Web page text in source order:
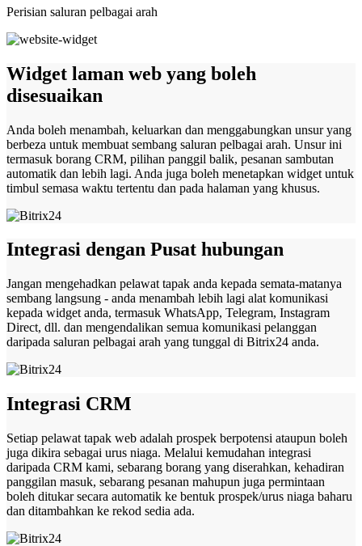
Perisian saluran pelbagai arah
Widget laman web yang boleh
disesuaikan
Anda boleh menambah, keluarkan dan menggabungkan unsur yang
berbeza untuk membuat sembang saluran pelbagai arah. Unsur ini
termasuk borang CRM, pilihan panggil balik, pesanan sambutan
automatik dan lebih lagi. Anda juga boleh menetapkan widget untuk
timbul semasa waktu tertentu dan pada halaman yang khusus.
Integrasi dengan Pusat hubungan
Jangan mengehadkan pelawat tapak anda kepada semata-matanya
sembang langsung - anda menambah lebih lagi alat komunikasi
kepada widget anda, termasuk WhatsApp, Telegram, Instagram
Direct, dll. dan mengendalikan semua komunikasi pelanggan
daripada saluran pelbagai arah yang tunggal di Bitrix24 anda.
Integrasi CRM
Setiap pelawat tapak web adalah prospek berpotensi ataupun boleh
juga dikira sebagai urus niaga. Melalui kemudahan integrasi
daripada CRM kami, sebarang borang yang diserahkan, kehadiran
panggilan masuk, sebarang pesanan mahupun juga permintaan
boleh ditukar secara automatik ke bentuk prospek/urus niaga baharu
dan ditambahkan ke rekod sedia ada.